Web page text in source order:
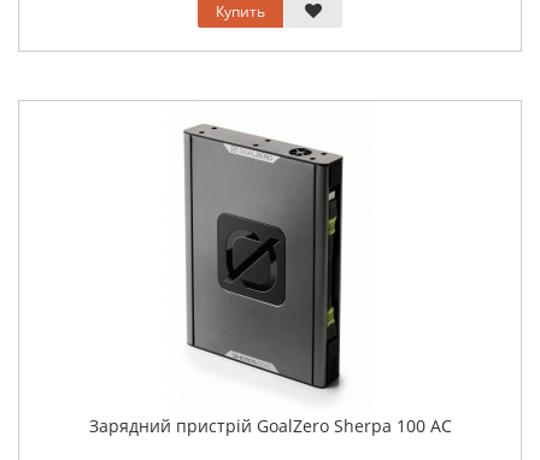
Купить
Зарядний пристрій GoalZero Sherpa 100 AC